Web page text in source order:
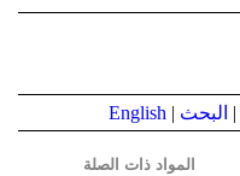
| البحث |
English
المواد ذات الصلة